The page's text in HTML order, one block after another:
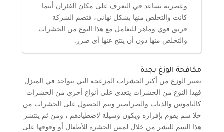
وعصرية تساعد في التعرف على مكان الفئران أينما
كانت والتخلص منها بشكل نهائي، فتضم الشركة
فريق قوي وماهر للتعامل مع هذا النوع من الحشرات
والتخلص منها دون أن ينتج عنها أي ضرر.
مكافحة الوزغ بجدة
يعتبر الوزغ من أكثر الحشرات المزعجة التي تتواجد في المنزل
فهذا النوع من الحشرات يتغذى على أنواع أخرى من الحشرات
كالناموس والذباب والصراصير ويتم الحصول على الحشرات من
خلا سم يقوم بإفرازه ويكون وسيلة لاصطيادهم ، ومن ثم ينتشر
هذا السم للبشر من خلال لمس الحشرة للأطفال أو وقوفها على